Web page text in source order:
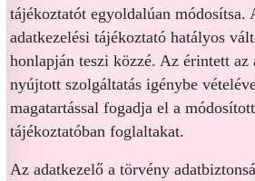
tájékoztatót egyoldalúan módosítsa.
adatkezelési tájékoztató hatályos
honlapján teszi közzé. Az érintett az
nyújtott szolgáltatás igénybe
magatartással fogadja el a
tájékoztatóban foglaltakat.
Az adatkezelő a törvény